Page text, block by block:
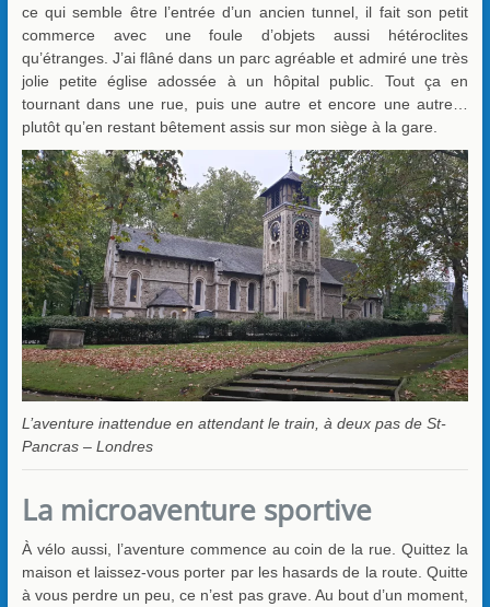
ce qui semble être l’entrée d’un ancien tunnel, il fait son petit
commerce avec une foule d’objets aussi hétéroclites
qu’étranges. J’ai flâné dans un parc agréable et admiré une très
jolie petite église adossée à un hôpital public. Tout ça en
tournant dans une rue, puis une autre et encore une autre…
plutôt qu’en restant bêtement assis sur mon siège à la gare.
L’aventure inattendue en attendant le train, à deux pas de St-
Pancras – Londres
La microaventure sportive
À vélo aussi, l’aventure commence au coin de la rue. Quittez la
maison et laissez-vous porter par les hasards de la route. Quitte
à vous perdre un peu, ce n’est pas grave. Au bout d’un moment,